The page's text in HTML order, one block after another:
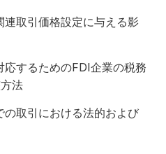
取引価格設定に与える影
応するためのFDI企業の税務
法
取引における法的および